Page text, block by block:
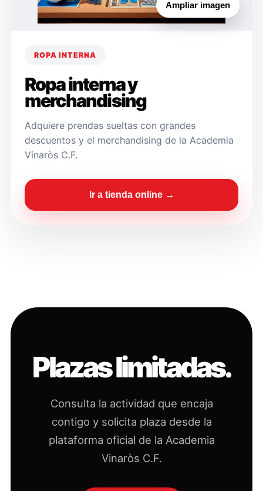
Ampliar imagen
ROPA INTERNA
Ropa interna y
merchandising
Adquiere prendas sueltas con grandes
descuentos y el merchandising de la Academia
Vinaròs C.F.
Ir a tienda online →
Plazas limitadas.
Consulta la actividad que encaja
contigo y solicita plaza desde la
plataforma oficial de la Academia
Vinaròs C.F.